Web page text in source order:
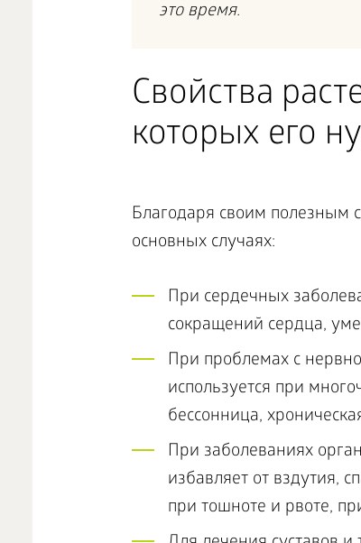
это время.
Свойства
которых его
Благодаря своим полезным
основных случаях:
При сердечных
сокращений сердца,
При проблемах с
используется при
бессонница,
При заболеваниях
избавляет от вздутия,
при тошноте и рвоте,